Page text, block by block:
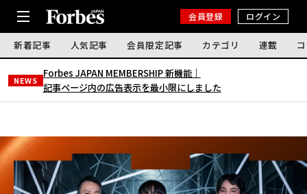
会員登録 ログイン
新着記事 人気記事 会員限定記事 カテゴリ 連載
NEWS
Forbes JAPAN MEMBERSHIP 新機能｜
記事ページ内の広告表示を最小限にしました